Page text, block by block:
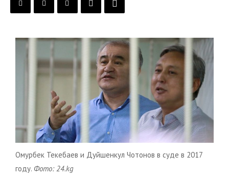
Омурбек Текебаев и Дуйшенкул Чотонов в суде в 2017
году. Фото: 24.kg